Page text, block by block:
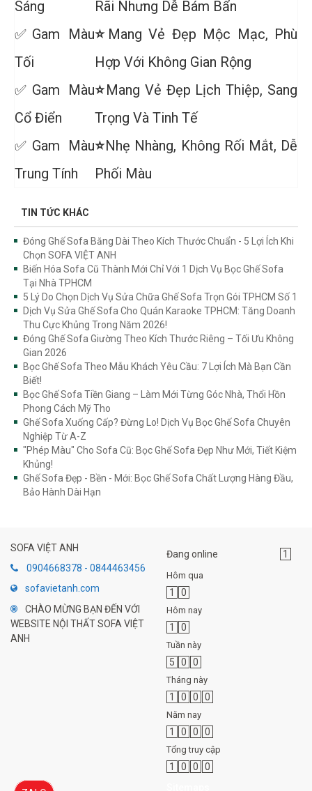
Sáng
Rãi Nhưng Dễ Bám Bẩn
✅Gam Màu
Tối
⭐ Mang Vẻ Đẹp Mộc Mạc, Phù
Hợp Với Không Gian Rộng
✅Gam Màu
Cổ Điển
⭐Mang Vẻ Đẹp Lịch Thiệp, Sang
Trọng Và Tinh Tế
✅Gam Màu
Trung Tính
⭐Nhẹ Nhàng, Không Rối Mắt, Dễ
Phối Màu
TIN TỨC KHÁC
Đóng Ghế Sofa Băng Dài Theo Kích Thước Chuẩn - 5 Lợi Ích Khi
Chọn SOFA VIỆT ANH
Biến Hóa Sofa Cũ Thành Mới Chỉ Với 1 Dịch Vụ Bọc Ghế Sofa
Tại Nhà TPHCM
5 Lý Do Chọn Dịch Vụ Sửa Chữa Ghế Sofa Trọn Gói TPHCM Số 1
Dịch Vụ Sửa Ghế Sofa Cho Quán Karaoke TPHCM: Tăng Doanh
Thu Cực Khủng Trong Năm 2026!
Đóng Ghế Sofa Giường Theo Kích Thước Riêng – Tối Ưu Không
Gian 2026
Bọc Ghế Sofa Theo Mẫu Khách Yêu Cầu: 7 Lợi Ích Mà Bạn Cần
Biết!
Bọc Ghế Sofa Tiền Giang – Làm Mới Từng Góc Nhà, Thổi Hồn
Phong Cách Mỹ Tho
Ghế Sofa Xuống Cấp? Đừng Lo! Dịch Vụ Bọc Ghế Sofa Chuyên
Nghiệp Từ A-Z
"Phép Màu" Cho Sofa Cũ: Bọc Ghế Sofa Đẹp Như Mới, Tiết Kiệm
Khủng!
Ghế Sofa Đẹp - Bền - Mới: Bọc Ghế Sofa Chất Lượng Hàng Đầu,
Bảo Hành Dài Hạn
SOFA VIỆT ANH
0904668378 - 0844463456
sofavietanh.com
CHÀO MỪNG BẠN ĐẾN VỚI
WEBSITE NỘI THẤT SOFA VIỆT
ANH
Đang online 1
Hôm qua
1 0
Hôm nay
1 0
Tuần này
5 0 0
Tháng này
1 0 0 0
Năm nay
1 0 0 0
Tổng truy cập
1 0 0
0